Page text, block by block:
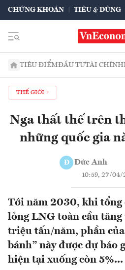
CHỨNG KHOÁN TIÊU & DÙNG
TIÊU ĐIỂMĐẦU TƯTÀI CHÍNH
THẾ GIỚI
Nga thất thế trên
những quốc gia
Đ Đức Anh
10:59, 27/04/
Tới năm 2030, khi tổng
lỏng LNG toàn cầu
triệu tấn/năm, phần
bánh” này được dự báo
hiện tại xuống còn 5%...